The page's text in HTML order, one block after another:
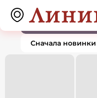
Подвески и
По популярности
Сначала новинки